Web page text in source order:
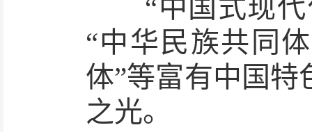
“中国式现代
“中华民族共同
体”等富有中国
之光。